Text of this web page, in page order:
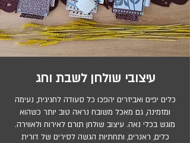
עיצובי שולחן לשבת וחג
כלים יפים ואביזרים יהפכו כל סעודה לחגיגית, נעימה
ומזמינה, גם מאכל משובח נראה טוב יותר כשהוא
מוגש בכלי נאה. עיצוב שולחן תורם לאירוח ולאווירה.
כלים, ראנרים, ותחתיות הגשה לסירים של דורית